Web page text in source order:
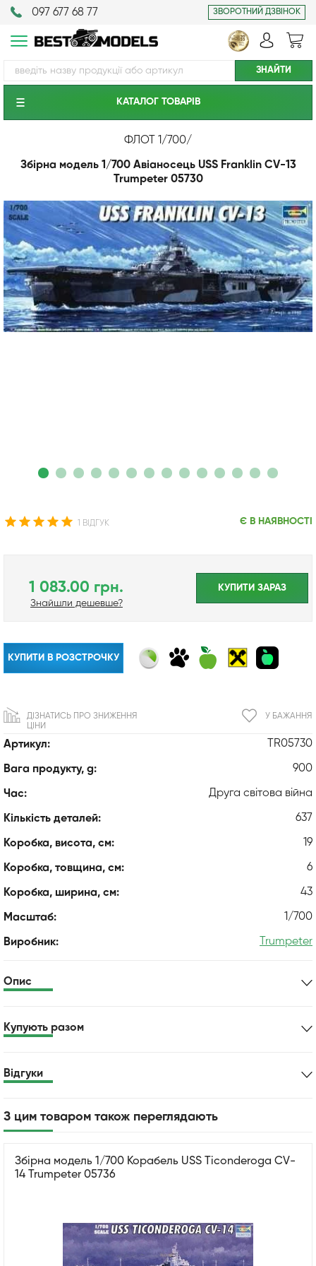
097 677 68 77 ЗВОРОТНИЙ ДЗВІНОК
КАТАЛОГ ТОВАРIВ
ФЛОТ 1/700/
Збірна модель 1/700 Авіаносець USS Franklin CV-13
Trumpeter 05730
1 ВІДГУК Є В НАЯВНОСТІ
Артикул: TR05730
Вага продукту, g: 900
Час: Друга світова війна
Кількість деталей: 637
Коробка, висота, см: 19
Коробка, товщина, см: 6
Коробка, ширина, см: 43
Масштаб: 1/700
Виробник: Trumpeter
1 083.00 грн.
Знайшли дешевше?
КУПИТИ ЗАРАЗ
КУПИТИ В РОЗСТРОЧКУ
У БАЖАННЯ
ДІЗНАТИСЬ ПРО ЗНИЖЕННЯ
ЦІНИ
Опис
Купують разом
Відгуки
З цим товаром також переглядають
Збірна модель 1/700 Корабель USS Ticonderoga CV-
14 Trumpeter 05736